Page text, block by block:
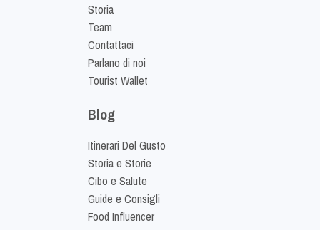
Storia
Team
Contattaci
Parlano di noi
Tourist Wallet
Blog
Itinerari Del Gusto
Storia e Storie
Cibo e Salute
Guide e Consigli
Food Influencer